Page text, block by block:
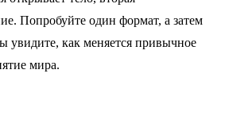
Попробуйте один формат, а затем
увидите, как меняется привычное
мира.